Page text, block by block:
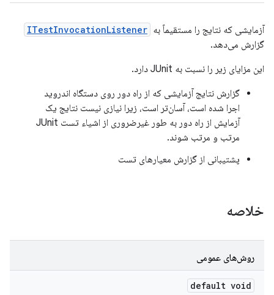
آزمایشی که نتایج را مستقیماً به ITestInvocationListener
گزارش می‌دهد.
این مزایای زیر را نسبت به JUnit دارد.
گزارش نتایج آزمایشی که از راه دور روی دستگاه اندروید
اجرا شده است، آسان‌تر است، زیرا نیازی نیست نتایج یک
آزمایش از راه دور به طور غیرضروری از اشیاء تست JUnit
مرتب و مرتب شوند.
پشتیبانی از گزارش معیارهای تست
خلاصه
روش‌های عمومی
default void